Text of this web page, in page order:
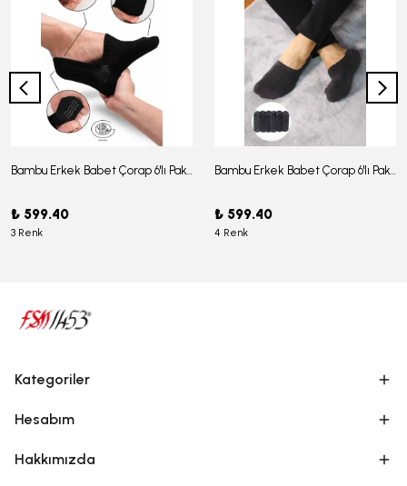
Bambu Erkek Babet Çorap 6'lı Paket - J-03
₺ 599.40
3 Renk
Bambu Erkek Babet Çorap 6'lı Paket -J-08
₺ 599.40
4 Renk
Kategoriler
Hesabım
Hakkımızda